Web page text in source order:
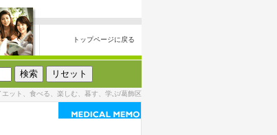
トップページに戻る
ット、食べる、楽しむ、暮す、学ぶ/葛飾区